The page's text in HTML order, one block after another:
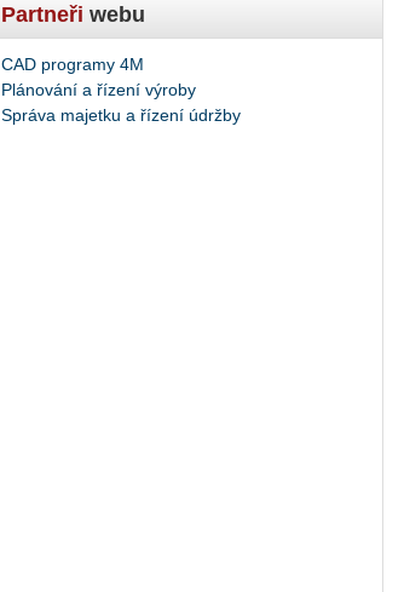
Partneři webu
CAD programy 4M
Plánování a řízení výroby
Správa majetku a řízení údržby